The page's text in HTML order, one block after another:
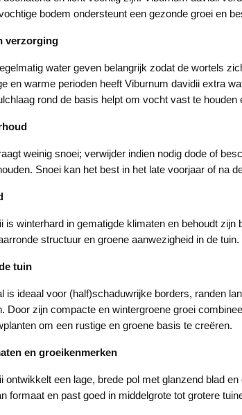
bodem ondersteunt een gezonde groei en
verzorging
water geven belangrijk zodat de wortels
en warme perioden heeft Viburnum davidii extra
rond de basis helpt om vocht vast te houden
weinig snoei; verwijder indien nodig dode of
Snoei kan het best in het late voorjaar of na
is winterhard in gematigde klimaten en behoudt zijn
structuur en groene aanwezigheid in de tuin.
tuin
is ideaal voor (half)schaduwrijke borders, randen
Door zijn compacte en wintergroene groei
om een rustige en groene basis te creëren.
en groeikenmerken
ontwikkelt een lage, brede pol met glanzend blad
formaat en past goed in middelgrote tot grotere